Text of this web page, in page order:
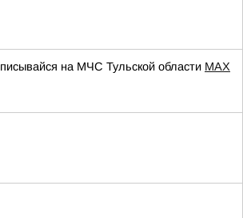
на МЧС Тульской области MAX